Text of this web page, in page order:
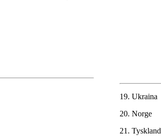
19. Ukraina
20. Norge
21. Tyskland